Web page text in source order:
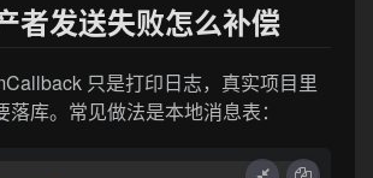
者发送失败怎么补偿
只是打印日志，真实项目里
库。常见做法是本地消息表：